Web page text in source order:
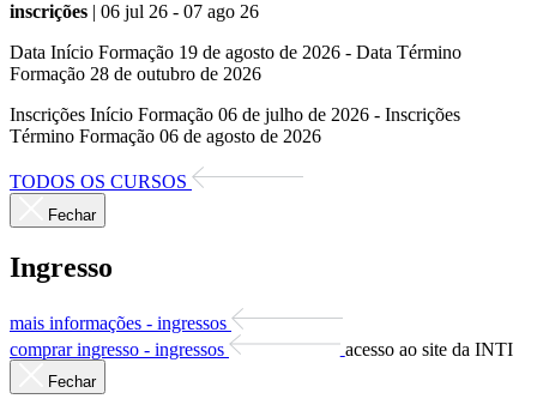
inscrições | 06 jul 26 - 07 ago 26
Data Início Formação 19 de agosto de 2026 - Data Término
Formação 28 de outubro de 2026
Inscrições Início Formação 06 de julho de 2026 - Inscrições
Término Formação 06 de agosto de 2026
TODOS OS CURSOS
Fechar
Ingresso
mais informações - ingressos
comprar ingresso - ingressos
acesso ao site da INTI
Fechar